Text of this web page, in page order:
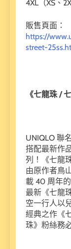
4XL（XS、
販售頁面：
https://
street-
《七龍珠 /
UNIQLO 聯
搭配最新作
列！《七龍
由原作者鳥
載 40 周年
最新《七龍
空一行人以
經典之作《
珠》粉絲務